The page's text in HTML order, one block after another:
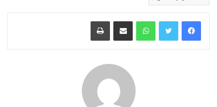
واتساب مشاركة عبر البريد طباعة